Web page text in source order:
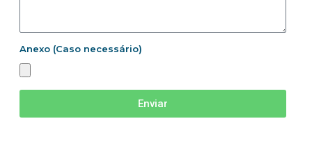
Anexo (Caso necessário)
Enviar